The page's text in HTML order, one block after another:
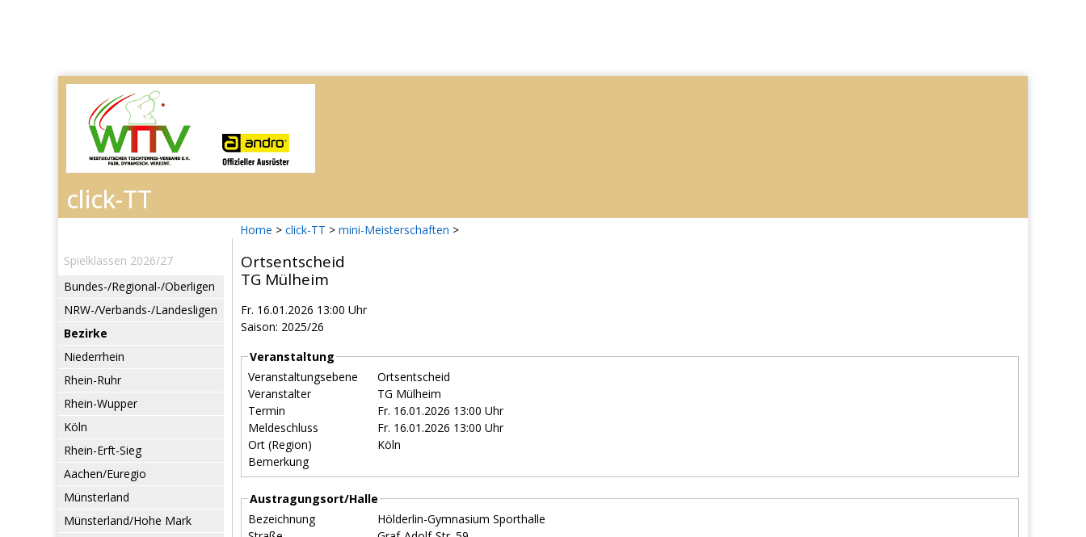
Home > click-TT > mini-Meisterschaften >
Spielklassen 2026/27
Bundes-/Regional-/Oberligen
NRW-/Verbands-/Landesligen
Bezirke
Niederrhein
Rhein-Ruhr
Rhein-Wupper
Köln
Rhein-Erft-Sieg
Aachen/Euregio
Münsterland
Münsterland/Hohe Mark
Ortsentscheid
TG Mülheim
Fr. 16.01.2026 13:00 Uhr
Saison: 2025/26
Veranstaltung
Veranstaltungsebene
Ortsentscheid
Veranstalter
TG Mülheim
Termin
Fr. 16.01.2026 13:00 Uhr
Meldeschluss
Fr. 16.01.2026 13:00 Uhr
Ort (Region)
Köln
Bemerkung
Austragungsort/Halle
Bezeichnung
Hölderlin-Gymnasium Sporthalle